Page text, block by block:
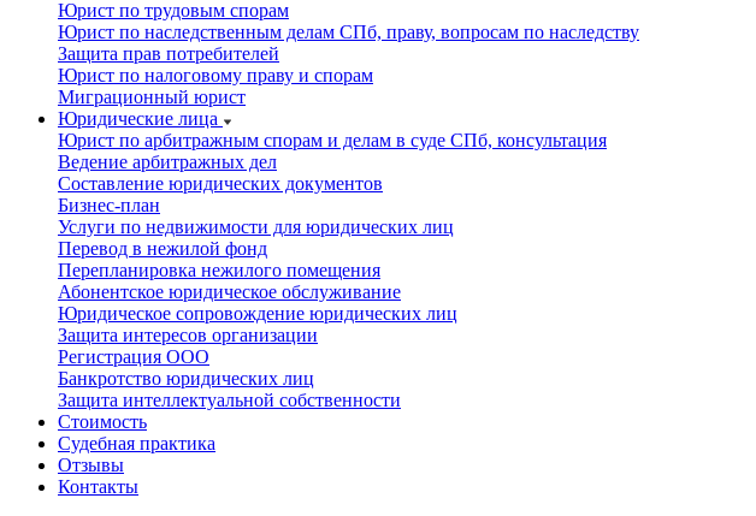
Юрист по трудовым спорам
Юрист по наследственным делам СПб, праву, вопросам по наследству
Защита прав потребителей
Юрист по налоговому праву и спорам
Миграционный юрист
Юридические лица
Юрист по арбитражным спорам и делам в суде СПб, консультация
Ведение арбитражных дел
Составление юридических документов
Бизнес-план
Услуги по недвижимости для юридических лиц
Перевод в нежилой фонд
Перепланировка нежилого помещения
Абонентское юридическое обслуживание
Юридическое сопровождение юридических лиц
Защита интересов организации
Регистрация ООО
Банкротство юридических лиц
Защита интеллектуальной собственности
Стоимость
Судебная практика
Отзывы
Контакты